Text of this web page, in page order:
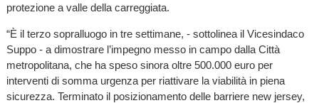
protezione a valle della carreggiata.
“È il terzo sopralluogo in tre settimane, - sottolinea il Vicesindaco
Suppo - a dimostrare l’impegno messo in campo dalla Città
metropolitana, che ha speso sinora oltre 500.000 euro per
interventi di somma urgenza per riattivare la viabilità in piena
sicurezza. Terminato il posizionamento delle barriere new jersey,